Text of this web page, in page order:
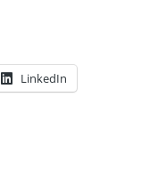
LinkedIn